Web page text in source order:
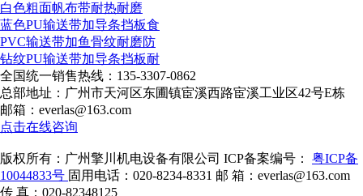
白色粗面帆布带耐热耐磨
蓝色PU输送带加导条挡板食
PVC输送带加鱼骨纹耐磨防
钻纹PU输送带加导条挡板耐
全国统一销售热线： 135-3307-0862
总部地址：广州市天河区东圃镇宦溪西路宦溪工业区42号E栋
邮箱：everlas@163.com
点击在线咨询
版权所有：广州擎川机电设备有限公司 ICP备案编号： 粤ICP备
10044833号 固用电话：020-8234-8331 邮 箱：everlas@163.com
传 真：020-82348125